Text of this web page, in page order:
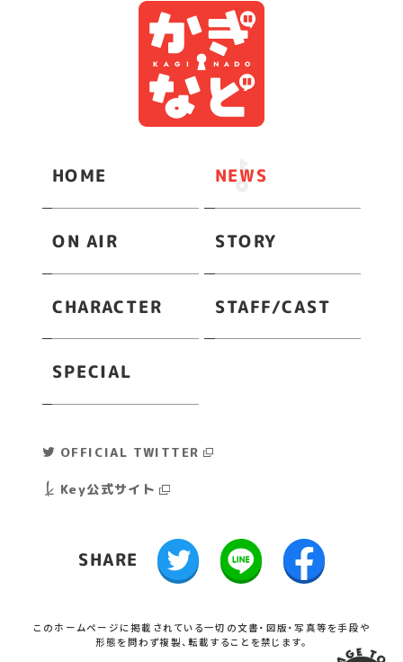
HOME NEWS
ON AIR STORY
CHARACTER STAFF/CAST
SPECIAL
OFFICIAL TWITTER
Key公式サイト
SHARE
このホームページに掲載されている一切の文書・図版・写真等を手段や
形態を問わず複製、転載することを禁じます。